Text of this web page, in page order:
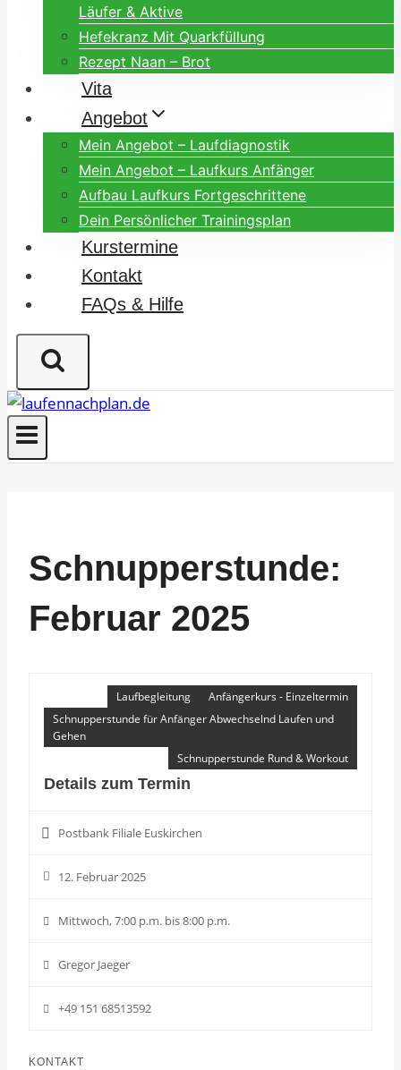
Läufer & Aktive
Hefekranz Mit Quarkfüllung
Rezept Naan – Brot
Vita
Angebot
Mein Angebot – Laufdiagnostik
Mein Angebot – Laufkurs Anfänger
Aufbau Laufkurs Fortgeschrittene
Dein Persönlicher Trainingsplan
Kurstermine
Kontakt
FAQs & Hilfe
Schnupperstunde:
Februar 2025
Anfängerkurs - Einzeltermin
Laufbegleitung
Schnupperstunde für Anfänger Abwechselnd Laufen und
Gehen
Schnupperstunde Rund & Workout
Details zum Termin
Postbank Filiale Euskirchen
12. Februar 2025
Mittwoch, 7:00 p.m. bis 8:00 p.m.
Gregor Jaeger
+49 151 68513592
KONTAKT